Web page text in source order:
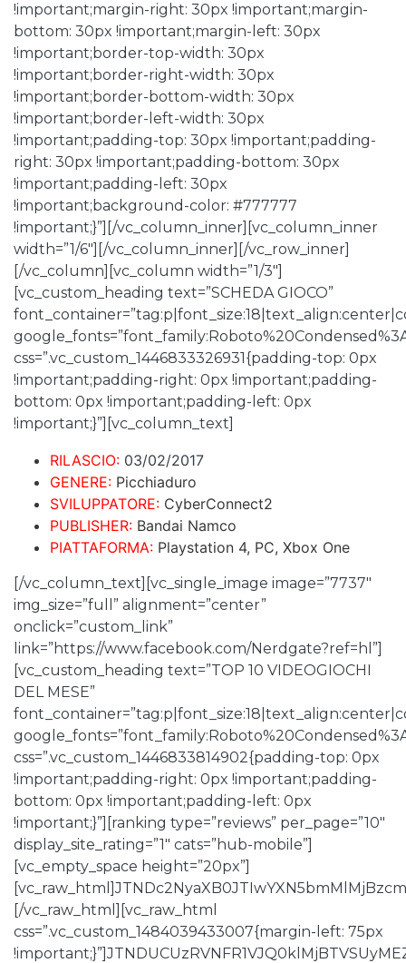
!important;margin-right: 30px !important;margin-
bottom: 30px !important;margin-left: 30px
!important;border-top-width: 30px
!important;border-right-width: 30px
!important;border-bottom-width: 30px
!important;border-left-width: 30px
!important;padding-top: 30px !important;padding-
right: 30px !important;padding-bottom: 30px
!important;padding-left: 30px
!important;background-color: #777777
!important;}”][/vc_column_inner][vc_column_inner
width=”1/6″][/vc_column_inner][/vc_row_inner]
[/vc_column][vc_column width=”1/3″]
[vc_custom_heading text=”SCHEDA GIOCO”
css=”.vc_custom_1446833326931{padding-top: 0px
!important;padding-right: 0px !important;padding-
bottom: 0px !important;padding-left: 0px
!important;}”][vc_column_text]
RILASCIO: 03/02/2017
GENERE: Picchiaduro
SVILUPPATORE: CyberConnect2
PUBLISHER: Bandai Namco
PIATTAFORMA: Playstation 4, PC, Xbox One
[/vc_column_text][vc_single_image image=”7737″
img_size=”full” alignment=”center”
onclick=”custom_link”
link=”https://www.facebook.com/Nerdgate?ref=hl”]
[vc_custom_heading text=”TOP 10 VIDEOGIOCHI
DEL MESE”
css=”.vc_custom_1446833814902{padding-top: 0px
!important;padding-right: 0px !important;padding-
bottom: 0px !important;padding-left: 0px
!important;}”][ranking type=”reviews” per_page=”10″
display_site_rating=”1″ cats=”hub-mobile”]
[vc_empty_space height=”20px”]
[/vc_raw_html][vc_raw_html
css=”.vc_custom_1484039433007{margin-left: 75px